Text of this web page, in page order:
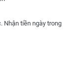
Nhận tiền ngày trong